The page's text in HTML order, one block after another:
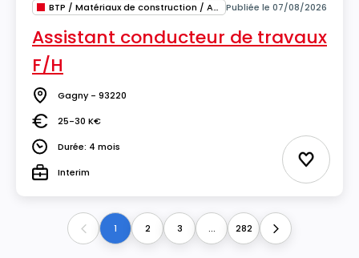
BTP / Matériaux de construction / Architecture Publiée le 07/08/2026
Assistant conducteur de travaux
F/H
Lieu Gagny - 93220
Salaire25-30 K€
DuréeDurée: 4 mois
TypeInterim Ajouter
Previous1 2 3 ... 282 Next